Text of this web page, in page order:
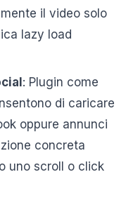
il video solo
lazy load
: Plugin come
di caricare
oppure annunci
concreta
uno scroll o click